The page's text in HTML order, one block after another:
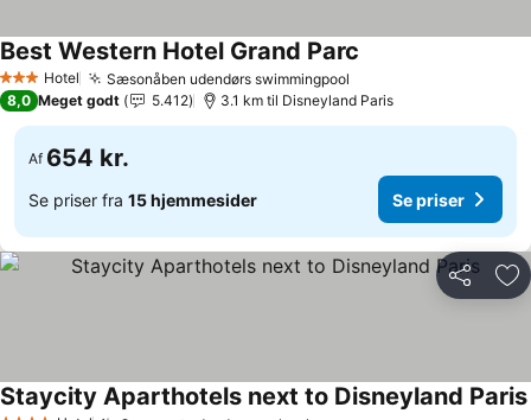
3 StjernerHotel Sæsonåben udendørs swimmingpool
Best Western Hotel Grand Parc
8,0 Meget godt 5.412 3.1 km til Disneyland Paris
Af 654 kr.
Se priser fra 15 hjemmesider Se priser
Del
Staycity Aparthotels next to Disneyland Paris